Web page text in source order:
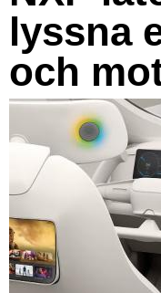
lyssna
och